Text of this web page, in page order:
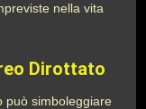
nella vita
Dirottato
può simboleggiare